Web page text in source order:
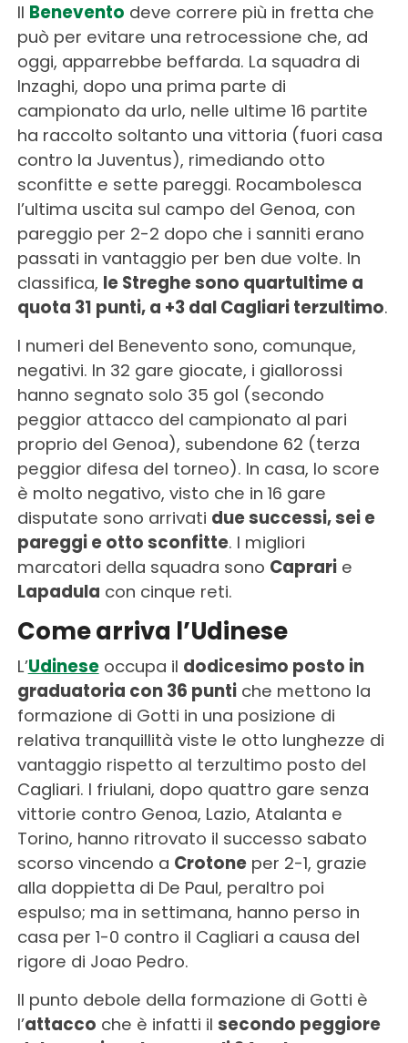
Il Benevento deve correre più in fretta che
può per evitare una retrocessione che, ad
oggi, apparrebbe beffarda. La squadra di
Inzaghi, dopo una prima parte di
campionato da urlo, nelle ultime 16 partite
ha raccolto soltanto una vittoria (fuori casa
contro la Juventus), rimediando otto
sconfitte e sette pareggi. Rocambolesca
l’ultima uscita sul campo del Genoa, con
pareggio per 2-2 dopo che i sanniti erano
passati in vantaggio per ben due volte. In
classifica, le Streghe sono quartultime a
quota 31 punti, a +3 dal Cagliari terzultimo.
I numeri del Benevento sono, comunque,
negativi. In 32 gare giocate, i giallorossi
hanno segnato solo 35 gol (secondo
peggior attacco del campionato al pari
proprio del Genoa), subendone 62 (terza
peggior difesa del torneo). In casa, lo score
è molto negativo, visto che in 16 gare
disputate sono arrivati due successi, sei e
pareggi e otto sconfitte. I migliori
marcatori della squadra sono Caprarie
Lapadula con cinque reti.
Come arriva l’Udinese
L’Udineseoccupa il dodicesimo posto in
graduatoria con 36 puntiche mettono la
formazione di Gotti in una posizione di
relativa tranquillità viste le otto lunghezze di
vantaggio rispetto al terzultimo posto del
Cagliari. I friulani, dopo quattro gare senza
vittorie contro Genoa, Lazio, Atalanta e
Torino, hanno ritrovato il successo sabato
scorso vincendo a Crotoneper 2-1, grazie
alla doppietta di De Paul, peraltro poi
espulso; ma in settimana, hanno perso in
casa per 1-0 contro il Cagliari a causa del
rigore di Joao Pedro.
Il punto debole della formazione di Gotti è
l’attacco che è infatti il secondo peggiore